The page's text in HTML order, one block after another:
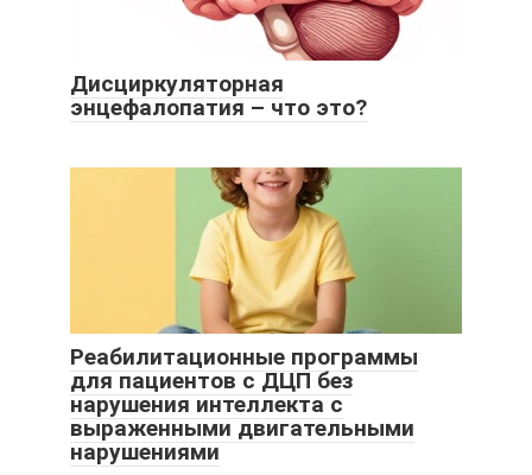
Дисциркуляторная
энцефалопатия – что это?
Реабилитационные программы
для пациентов с ДЦП без
нарушения интеллекта с
выраженными двигательными
нарушениями